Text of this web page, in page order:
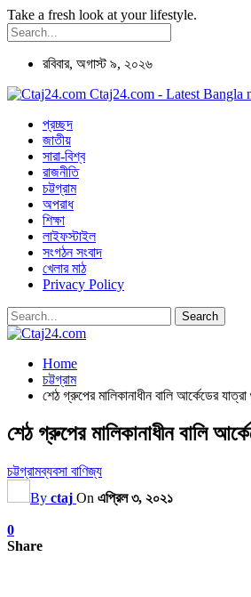
Take a fresh look at your lifestyle.
রবিবার, অগাস্ট ৯, ২০২৬
Ctaj24.com - Latest Bangla
প্রচ্ছদ
জাতীয়
সারা-বিশ্ব
রাজনীতি
চট্টগ্রাম
অপরাধ
শিক্ষা
লাইফস্টাইল
সংগঠন সংবাদ
খেলার মাঠ
Privacy Policy
Home
চট্টগ্রাম
শেঠ গ্রুপের মালিকানাধীন বালি আর্কেডের
শেঠ গ্রুপের মালিকানাধীন বালি
চট্টগ্রামব্যবসা বাণিজ্য
By ctaj On এপ্রিল ৩, ২০২১
0
Share